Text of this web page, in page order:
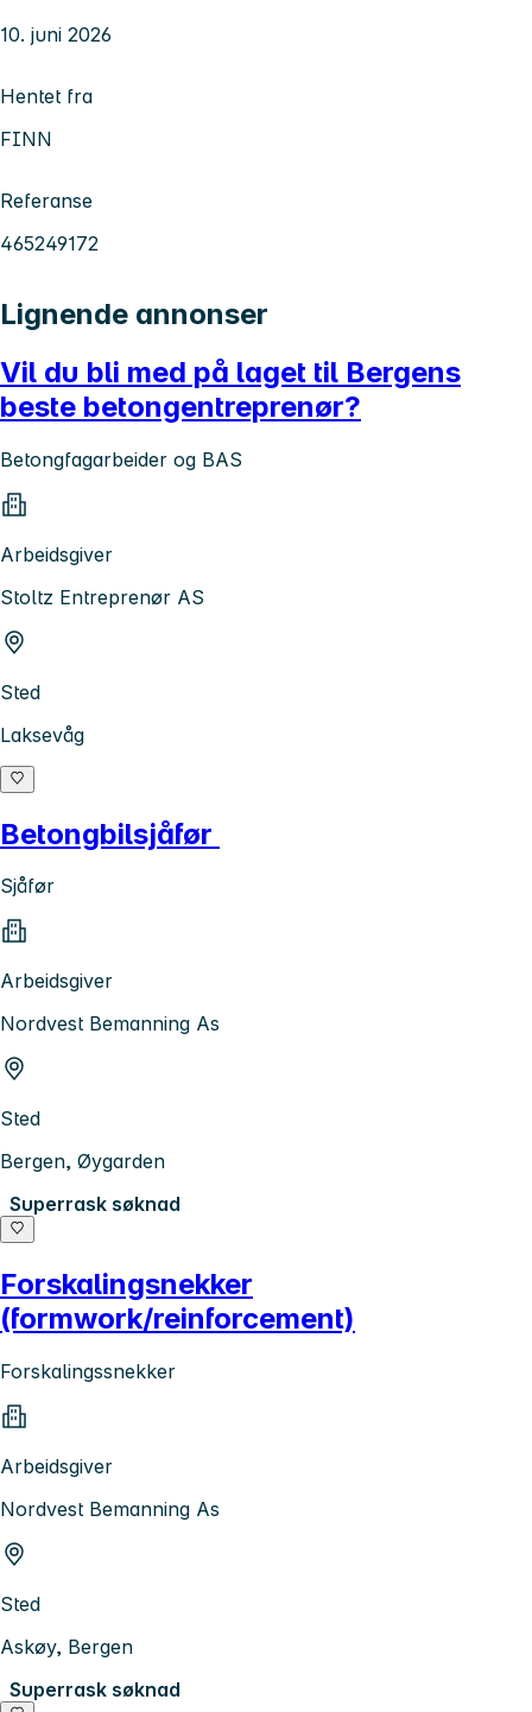
10. juni 2026
Hentet fra
FINN
Referanse
465249172
Lignende annonser
Vil du bli med på laget til Bergens
beste betongentreprenør?
Betongfagarbeider og BAS
Arbeidsgiver
Stoltz Entreprenør AS
Sted
Laksevåg
Betongbilsjåfør
Sjåfør
Arbeidsgiver
Nordvest Bemanning As
Sted
Bergen, Øygarden
Superrask søknad
Forskalingsnekker
(formwork/reinforcement)
Forskalingssnekker
Arbeidsgiver
Nordvest Bemanning As
Sted
Askøy, Bergen
Superrask søknad